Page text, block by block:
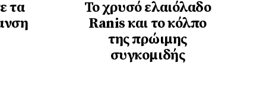
τα
Το χρυσό ελαιόλαδο
Ranis και το κόλπο
της πρώιμης
συγκομιδής